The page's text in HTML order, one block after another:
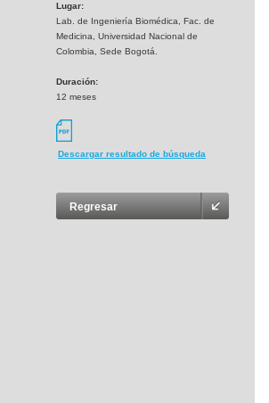
Lugar:
Lab. de Ingeniería Biomédica, Fac. de
Medicina, Universidad Nacional de
Colombia, Sede Bogotá.
Duración:
12 meses
Descargar resultado de búsqueda
Regresar